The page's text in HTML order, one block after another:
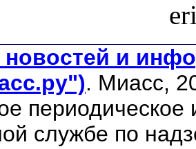
новостей и
. Миасс,
периодическое
службе по